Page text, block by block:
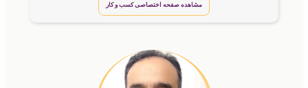
مشاهده صفحه اختصاصی کسب و کار